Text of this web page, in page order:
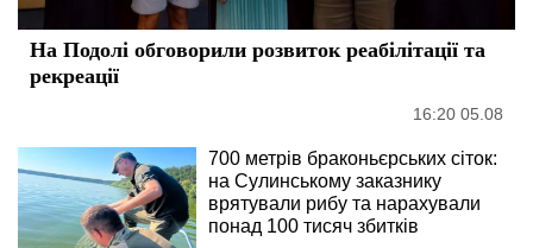
На Подолі обговорили розвиток реабілітації та
рекреації
16:20 05.08
700 метрів браконьєрських сіток:
на Сулинському заказнику
врятували рибу та нарахували
понад 100 тисяч збитків